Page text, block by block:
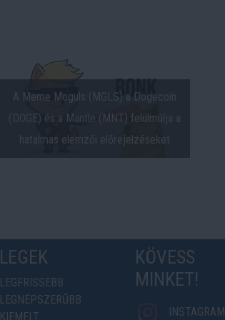
A Meme Moguls (MGLS) a Dogecoin
(DOGE) és a Mantle (MNT) felülmúlja a
hatalmas elemzői előrejelzéseket
LEGEK
LEGFRISSEBB
LEGNÉPSZERŰBB
KIEMELT
KÖVESS
MINKET!
INSTAGRAM